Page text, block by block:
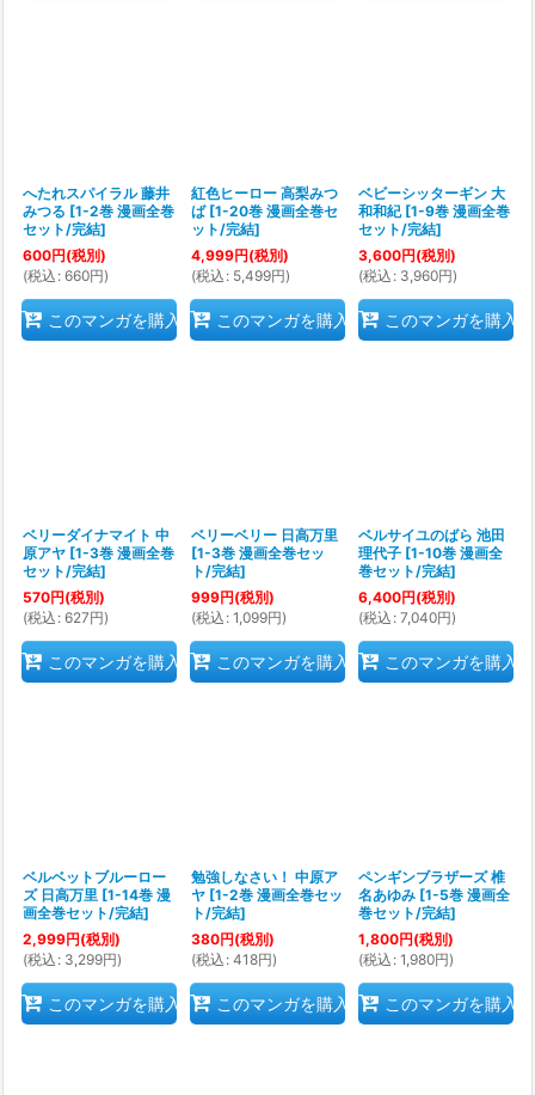
へたれスパイラル 藤井
みつる [1-2巻 漫画全巻
セット/完結]
600円(税別)
(税込 : 660円)
このマンガを購入
紅色ヒーロー 高梨みつ
ば [1-20巻 漫画全巻セ
ット/完結]
4,999円(税別)
(税込 : 5,499円)
このマンガを購入
ベビーシッターギン 大
和和紀 [1-9巻 漫画全巻
セット/完結]
3,600円(税別)
(税込 : 3,960円)
このマンガを購入
ベリーダイナマイト 中
原アヤ [1-3巻 漫画全巻
セット/完結]
570円(税別)
(税込 : 627円)
このマンガを購入
ベリーベリー 日高万里
[1-3巻 漫画全巻セッ
ト/完結]
999円(税別)
(税込 : 1,099円)
このマンガを購入
ベルサイユのばら 池田
理代子 [1-10巻 漫画全
巻セット/完結]
6,400円(税別)
(税込 : 7,040円)
このマンガを購入
ベルベットブルーロー
ズ 日高万里 [1-14巻 漫
画全巻セット/完結]
2,999円(税別)
(税込 : 3,299円)
このマンガを購入
勉強しなさい！ 中原ア
ヤ [1-2巻 漫画全巻セッ
ト/完結]
380円(税別)
(税込 : 418円)
このマンガを購入
ペンギンブラザーズ 椎
名あゆみ [1-5巻 漫画全
巻セット/完結]
1,800円(税別)
(税込 : 1,980円)
このマンガを購入